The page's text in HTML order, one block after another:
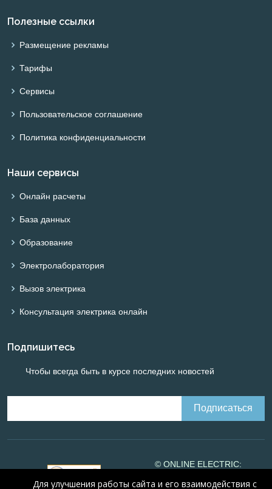
Полезные ссылки
Размещение рекламы
Тарифы
Сервисы
Пользовательское соглашение
Политика конфиденциальности
Наши сервисы
Онлайн расчеты
База данных
Образование
Электролаборатория
Вызов электрика
Консультация электрика онлайн
Подпишитесь
Чтобы всегда быть в курсе последних новостей
© ONLINE ELECTRIC:
Для улучшения работы сайта и его взаимодействия с